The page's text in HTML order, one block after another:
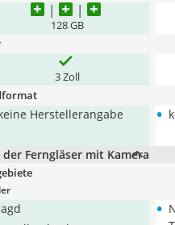
128 GB
3 Zoll
Herstellerangabe •
Ferngläser mit Kamera
•